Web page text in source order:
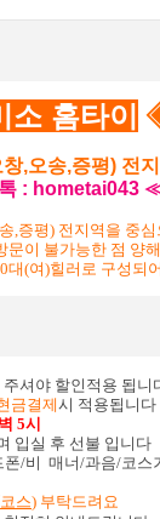
소 홈타이
,오송,증평) 전
: hometai043
,증평) 전지역 을 중심
문이 불가능한 점 양
대(여)힐러로 구성되
셔야 할인적용 됩니
금결제시 적용됩니다
5시
입실 후 선불 입니다
/비 매너/과음/코스
스) 부탁드려요